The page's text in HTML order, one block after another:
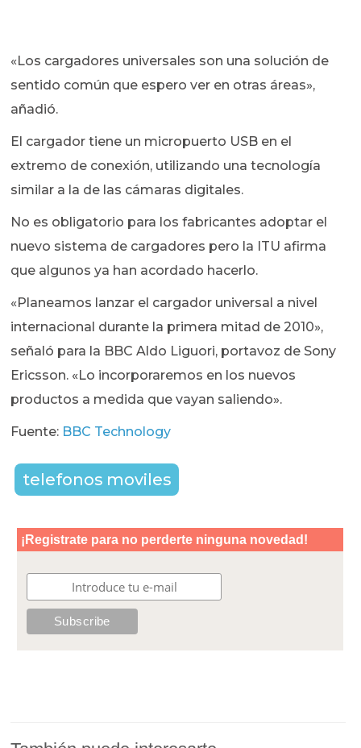
«Los cargadores universales son una solución de
sentido común que espero ver en otras áreas»,
añadió.
El cargador tiene un micropuerto USB en el
extremo de conexión, utilizando una tecnología
similar a la de las cámaras digitales.
No es obligatorio para los fabricantes adoptar el
nuevo sistema de cargadores pero la ITU afirma
que algunos ya han acordado hacerlo.
«Planeamos lanzar el cargador universal a nivel
internacional durante la primera mitad de 2010»,
señaló para la BBC Aldo Liguori, portavoz de Sony
Ericsson. «Lo incorporaremos en los nuevos
productos a medida que vayan saliendo».
Fuente: BBC Technology
telefonos moviles